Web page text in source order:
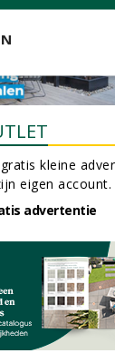
kleine
eigen account.
advertentie